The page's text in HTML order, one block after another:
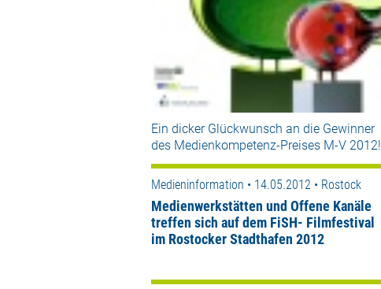
Ein dicker Glückwunsch an die Gewinner
des Medienkompetenz-Preises M-V 2012!
Medieninformation • 14.05.2012 • Rostock
Medienwerkstätten und Offene Kanäle
treffen sich auf dem FiSH- Filmfestival
im Rostocker Stadthafen 2012